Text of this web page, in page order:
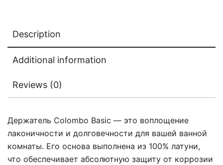
Description
Additional information
Reviews (0)
Держатель Colombo Basic — это воплощение
лаконичности и долговечности для вашей ванной
комнаты. Его основа выполнена из 100% латуни,
что обеспечивает абсолютную защиту от коррозии